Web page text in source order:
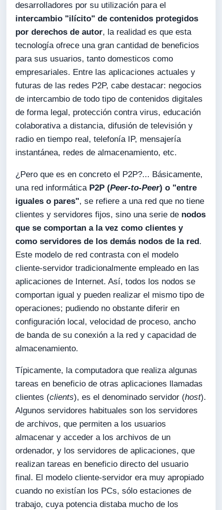
desarrolladores por su utilización para el
intercambio "ilícito" de contenidos protegidos
por derechos de autor, la realidad es que esta
tecnología ofrece una gran cantidad de beneficios
para sus usuarios, tanto domesticos como
empresariales. Entre las aplicaciones actuales y
futuras de las redes P2P, cabe destacar: negocios
de intercambio de todo tipo de contenidos digitales
de forma legal, protección contra virus, educación
colaborativa a distancia, difusión de televisión y
radio en tiempo real, telefonía IP, mensajería
instantánea, redes de almacenamiento, etc.
¿Pero que es en concreto el P2P?... Básicamente,
una red informática P2P (Peer-to-Peer) o "entre
iguales o pares", se refiere a una red que no tiene
clientes y servidores fijos, sino una serie de nodos
que se comportan a la vez como clientes y
como servidores de los demás nodos de la red .
Este modelo de red contrasta con el modelo
cliente-servidor tradicionalmente empleado en las
aplicaciones de Internet. Así, todos los nodos se
comportan igual y pueden realizar el mismo tipo de
operaciones; pudiendo no obstante diferir en
configuración local, velocidad de proceso, ancho
de banda de su conexión a la red y capacidad de
almacenamiento.
Típicamente, la computadora que realiza algunas
tareas en beneficio de otras aplicaciones llamadas
clientes (clients), es el denominado servidor (host).
Algunos servidores habituales son los servidores
de archivos, que permiten a los usuarios
almacenar y acceder a los archivos de un
ordenador, y los servidores de aplicaciones, que
realizan tareas en beneficio directo del usuario
final. El modelo cliente-servidor era muy apropiado
cuando no existían los PCs, sólo estaciones de
trabajo, cuya potencia distaba mucho de los